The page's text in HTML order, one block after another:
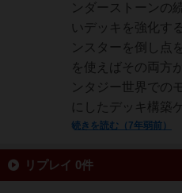
ンダーストーンの
いデッキを強化す
ンスターを倒し点
を使えばその両方
ンタジー世界での
にしたデッキ構築
続きを読む（7年弱前）
リプレイ 0件